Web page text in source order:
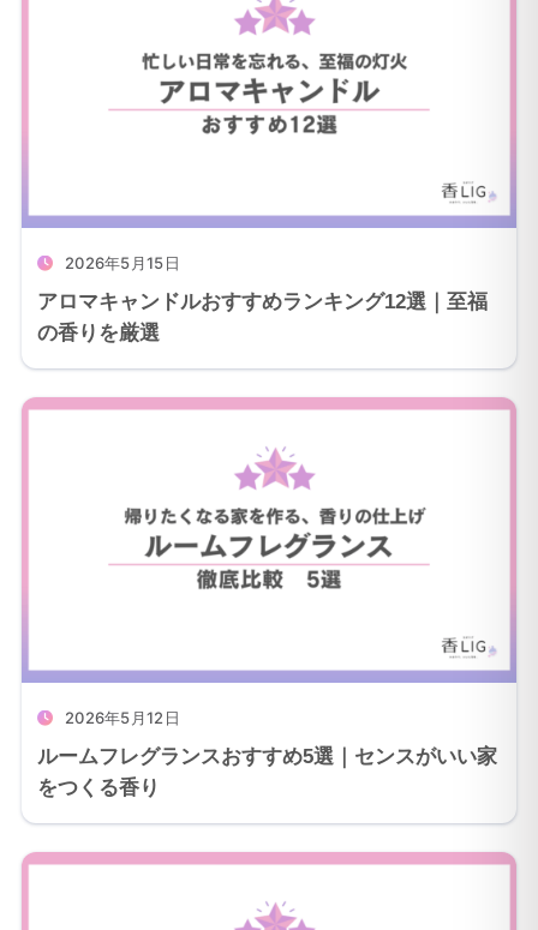
2026年5月15日
アロマキャンドルおすすめランキング12選｜至福
の香りを厳選
2026年5月12日
ルームフレグランスおすすめ5選｜センスがいい家
をつくる香り